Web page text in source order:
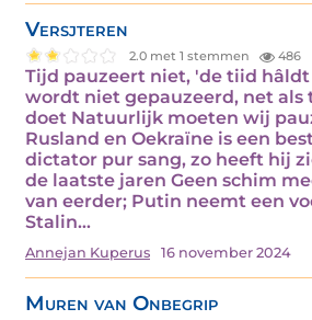
Versjteren
2.0 met 1 stemmen 486
Tijd pauzeert niet, 'de tiid
wordt niet gepauzeerd, net
doet Natuurlijk moeten wij
Rusland en Oekraïne is een
dictator pur sang, zo heeft hij
de laatste jaren Geen schim
van eerder; Putin neemt een
Stalin…
Annejan Kuperus 16 november 2024
Muren van Onbegrip